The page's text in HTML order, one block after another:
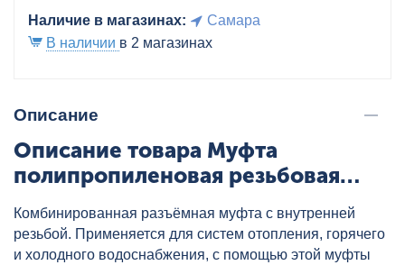
Наличие в магазинах:
Самара
В наличии в 2 магазинах
Описание
Описание товара Муфта
полипропиленовая резьбовая
разъемная с металлической ВР
20х1/2" (под трубу) сер.
HEISSKRAFT, артикул: 3212020
Комбинированная разъёмная муфта с внутренней
резьбой. Применяется для систем отопления, горячего
и холодного водоснабжения, с помощью этой муфты